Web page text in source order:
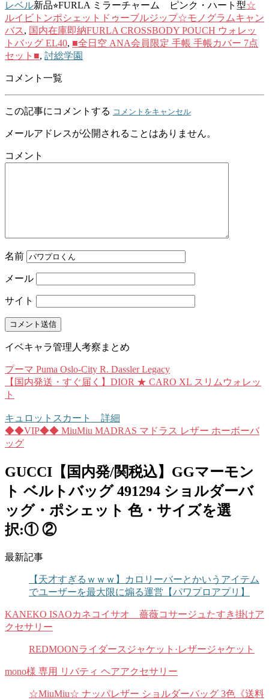
レベル新品⭐︎FURLA ミラーチャーム ピンク・ハート型☆
ルイビトンポシェットドゥーブルジップ☆モノグラムキャン
バス , 国内在庫即納FURLA CROSSBODY POUCH ウォレッ
トバッグ EL40, ■全日空 ANA会員限定 手帳 手帳カバー 7点
セット■, 討総学園
コメント一覧
この記事にコメントする コメントをキャンセル
メールアドレスが公開されることはありません。
コメント
名前
メール
サイト
イベキャラ管理人考察まとめ
プーマ Puma Oslo-City R. Dassler Legacy
【国内発送・すぐ届く】DIOR ★ CARO XL スリムウォレッ
ト
キュロットスカート 詳細
◆◆VIP◆◆ MiuMiu MADRAS マドラス レザー ホーボーバ
ッグ
GUCCI【国内発/関税込】GGマーモン
ト ベルトバッグ 491294 ショルダーバ
ッグ・ポシェット 色・サイズを選
択:① ②
最新記事
【天才すぎるｗｗｗ】カロリーバーとかいうアイテム
でユーザーを最大限に煽る運営【パワプロアプリ】
KANEKO ISAOカネコイサオ 薔薇コサージュたすき掛けア
クセサリー
REDMOONライダースジャケット·レザージャケット
mono様 専用 リバティ ヘアアクセサリー
☆MiuMiu☆ ナッパレザー ショルダーバッグ 3色《送料